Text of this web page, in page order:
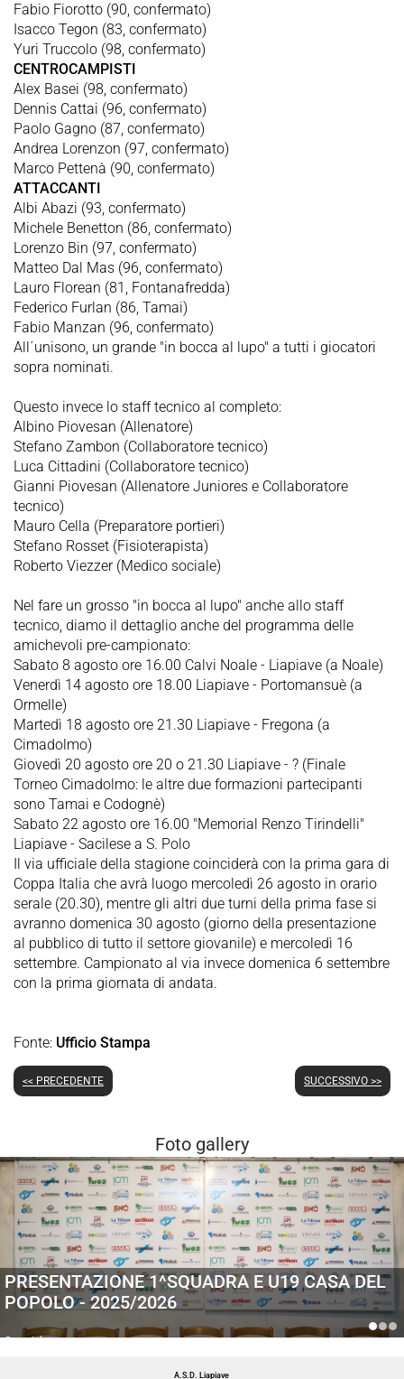
Fabio Fiorotto (90, confermato)
Isacco Tegon (83, confermato)
Yuri Truccolo (98, confermato)
CENTROCAMPISTI
Alex Basei (98, confermato)
Dennis Cattai (96, confermato)
Paolo Gagno (87, confermato)
Andrea Lorenzon (97, confermato)
Marco Pettenà (90, confermato)
ATTACCANTI
Albi Abazi (93, confermato)
Michele Benetton (86, confermato)
Lorenzo Bin (97, confermato)
Matteo Dal Mas (96, confermato)
Lauro Florean (81, Fontanafredda)
Federico Furlan (86, Tamai)
Fabio Manzan (96, confermato)
All´unisono, un grande "in bocca al lupo" a tutti i giocatori
sopra nominati.
Questo invece lo staff tecnico al completo:
Albino Piovesan (Allenatore)
Stefano Zambon (Collaboratore tecnico)
Luca Cittadini (Collaboratore tecnico)
Gianni Piovesan (Allenatore Juniores e Collaboratore
tecnico)
Mauro Cella (Preparatore portieri)
Stefano Rosset (Fisioterapista)
Roberto Viezzer (Medico sociale)
Nel fare un grosso "in bocca al lupo" anche allo staff
tecnico, diamo il dettaglio anche del programma delle
amichevoli pre-campionato:
Sabato 8 agosto ore 16.00 Calvi Noale - Liapiave (a Noale)
Venerdì 14 agosto ore 18.00 Liapiave - Portomansuè (a
Ormelle)
Martedì 18 agosto ore 21.30 Liapiave - Fregona (a
Cimadolmo)
Giovedì 20 agosto ore 20 o 21.30 Liapiave - ? (Finale
Torneo Cimadolmo: le altre due formazioni partecipanti
sono Tamai e Codognè)
Sabato 22 agosto ore 16.00 "Memorial Renzo Tirindelli"
Liapiave - Sacilese a S. Polo
Il via ufficiale della stagione coinciderà con la prima gara di
Coppa Italia che avrà luogo mercoledì 26 agosto in orario
serale (20.30), mentre gli altri due turni della prima fase si
avranno domenica 30 agosto (giorno della presentazione
al pubblico di tutto il settore giovanile) e mercoledì 16
settembre. Campionato al via invece domenica 6 settembre
con la prima giornata di andata.
Fonte: Ufficio Stampa
<< PRECEDENTE SUCCESSIVO >>
Foto gallery
PRESENTAZIONE 1^SQUADRA E U19 CASA DEL
POPOLO - 2025/2026
Generiche
A.S.D. Liapiave